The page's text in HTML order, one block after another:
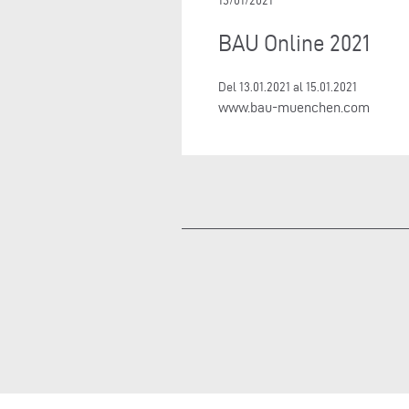
BAU Online 2021
Del 13.01.2021 al 15.01.2021
www.bau-muenchen.com